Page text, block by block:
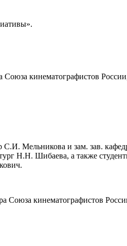
кинематографистов
С.И. Мельникова и зам. зав.
Н.Н. Шибаева, а также
Союза кинематографистов